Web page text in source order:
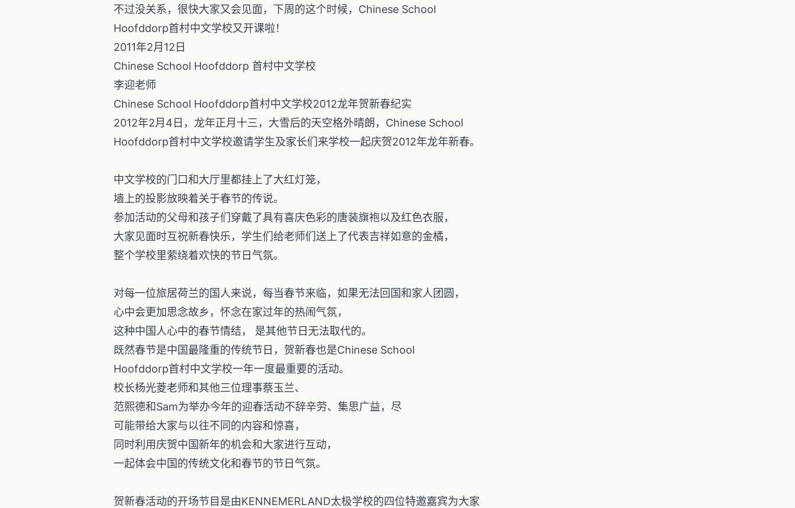
不过没关系，很快大家又会见面，下周的这个时候，Chinese School
Hoofddorp首村中文学校又开课啦！
2011年2月12日
Chinese School Hoofddorp 首村中文学校
李迎老师
Chinese School Hoofddorp首村中文学校2012龙年贺新春纪实
2012年2月4日，龙年正月十三，大雪后的天空格外晴朗，Chinese School
Hoofddorp首村中文学校邀请学生及家长们来学校一起庆贺2012年龙年新春。
中文学校的门口和大厅里都挂上了大红灯笼，
墙上的投影放映着关于春节的传说。
参加活动的父母和孩子们穿戴了具有喜庆色彩的唐装旗袍以及红色衣服，
大家见面时互祝新春快乐，学生们给老师们送上了代表吉祥如意的金橘，
整个学校里萦绕着欢快的节日气氛。
对每一位旅居荷兰的国人来说，每当春节来临，如果无法回国和家人团圆，
心中会更加思念故乡，怀念在家过年的热闹气氛，
这种中国人心中的春节情结， 是其他节日无法取代的。
既然春节是中国最隆重的传统节日，贺新春也是Chinese School
Hoofddorp首村中文学校一年一度最重要的活动。
校长杨光菱老师和其他三位理事蔡玉兰、
范熙德和Sam为举办今年的迎春活动不辞辛劳、集思广益，尽
可能带给大家与以往不同的内容和惊喜，
同时利用庆贺中国新年的机会和大家进行互动，
一起体会中国的传统文化和春节的节日气氛。
贺新春活动的开场节目是由KENNEMERLAND太极学校的四位特邀嘉宾为大家